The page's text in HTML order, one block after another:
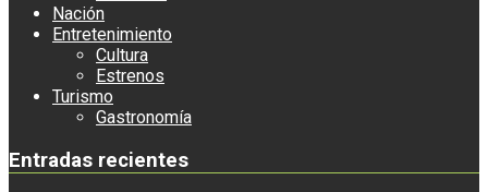
Nación
Entretenimiento
Cultura
Estrenos
Turismo
Gastronomía
Entradas recientes